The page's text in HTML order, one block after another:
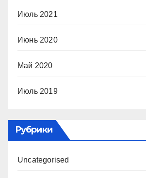
Июль 2021
Июнь 2020
Май 2020
Июль 2019
Рубрики
Uncategorised